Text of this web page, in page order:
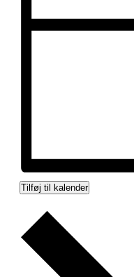
Tilføj til kalender